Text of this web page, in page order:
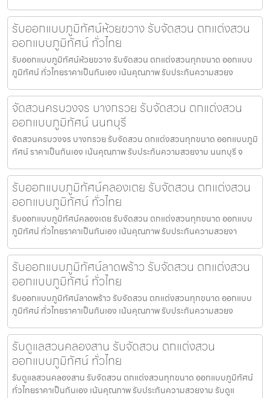
รับออกแบบภูมิทัศน์ห้วยขวาง รับจัดสวน ตกแต่งสวน
ออกแบบภูมิทัศน์ ทั่วไทย
รับออกแบบภูมิทัศน์ห้วยขวาง รับจัดสวน ตกแต่งสวนทุกขนาด ออกแบบ
ภูมิทัศน์ ทั่วไทยราคาเป็นกันเอง เน้นคุณภาพ รับประกันความสวยง
จัดสวนครบวงจร บางกรวย รับจัดสวน ตกแต่งสวน
ออกแบบภูมิทัศน์ นนทบุรี
จัดสวนครบวงจร บางกรวย รับจัดสวน ตกแต่งสวนทุกขนาด ออกแบบภูมิ
ทัศน์ ราคาเป็นกันเอง เน้นคุณภาพ รับประกันความสวยงาม นนทบุรี จ
รับออกแบบภูมิทัศน์คลองเตย รับจัดสวน ตกแต่งสวน
ออกแบบภูมิทัศน์ ทั่วไทย
รับออกแบบภูมิทัศน์คลองเตย รับจัดสวน ตกแต่งสวนทุกขนาด ออกแบบ
ภูมิทัศน์ ทั่วไทยราคาเป็นกันเอง เน้นคุณภาพ รับประกันความสวยงา
รับออกแบบภูมิทัศน์ลาดพร้าว รับจัดสวน ตกแต่งสวน
ออกแบบภูมิทัศน์ ทั่วไทย
รับออกแบบภูมิทัศน์ลาดพร้าว รับจัดสวน ตกแต่งสวนทุกขนาด ออกแบบ
ภูมิทัศน์ ทั่วไทยราคาเป็นกันเอง เน้นคุณภาพ รับประกันความสวยง
รับดูแลสวนคลองสาน รับจัดสวน ตกแต่งสวน
ออกแบบภูมิทัศน์ ทั่วไทย
รับดูแลสวนคลองสาน รับจัดสวน ตกแต่งสวนทุกขนาด ออกแบบภูมิทัศน์
ทั่วไทยราคาเป็นกันเอง เน้นคุณภาพ รับประกันความสวยงาม รับดูแ